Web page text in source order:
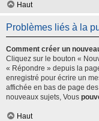
Haut
Problèmes liés à la
Comment créer un
Cliquez sur le bouton «
« Répondre » depuis la
enregistré pour écrire un
affichée en bas de page
nouveaux sujets, Vous
Haut